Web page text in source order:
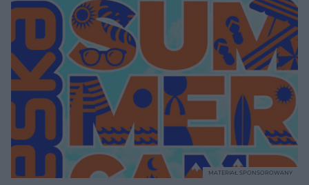
MATERIAŁ SPONSOROWANY